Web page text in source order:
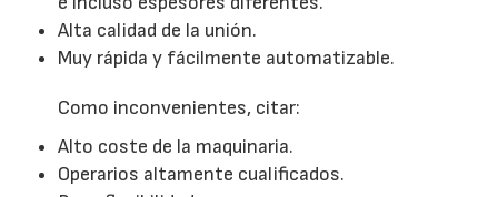
Alta calidad de la unión.
Muy rápida y fácilmente automatizable.
Como inconvenientes, citar:
Alto coste de la maquinaria.
Operarios altamente cualificados.